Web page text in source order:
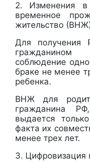
2. Изменения в
временное
жительство
Для получения
соблюдение
браке не менее
ребенка.
ВНЖ для
гражданина
выдается
факта их
менее трех лет.
3. Цифровизация